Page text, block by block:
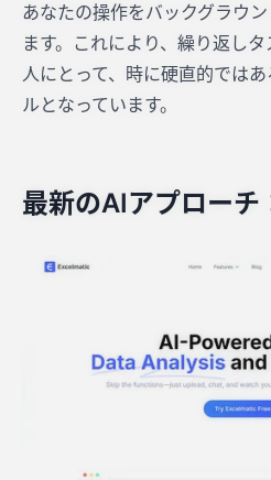
あなたの操作をバックグラウ
ます。これにより、繰り返し
人にとって、時に硬直的では
ルとなっています。
最新のAIアプロー